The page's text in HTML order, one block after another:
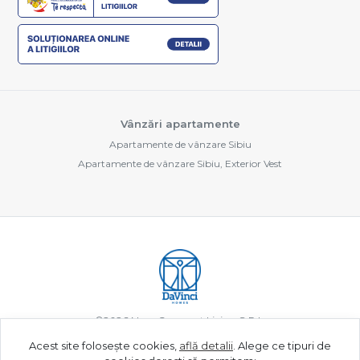
Vânzări apartamente
Apartamente de vânzare Sibiu
Apartamente de vânzare Sibiu, Exterior Vest
©2026New Concept Living S.R.L.
Acest site folosește cookies, află detalii Alege ce tipuri de